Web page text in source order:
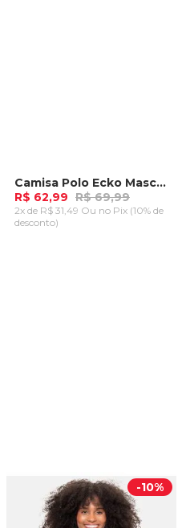
-10%Camisa Polo Ecko Masculina Rosa
R$ 62,99 R$ 69,99
2x de R$ 31,49 Ou no Pix (10% de
desconto)
-10%